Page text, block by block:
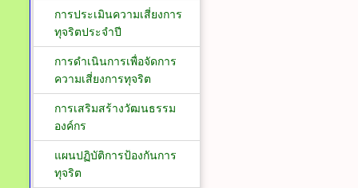
การประเมินความเสี่ยงการ
ทุจริตประจำปี
การดำเนินการเพื่อจัดการ
ความเสี่ยงการทุจริต
การเสริมสร้างวัฒนธรรม
องค์กร
แผนปฏิบัติการป้องกันการ
ทุจริต